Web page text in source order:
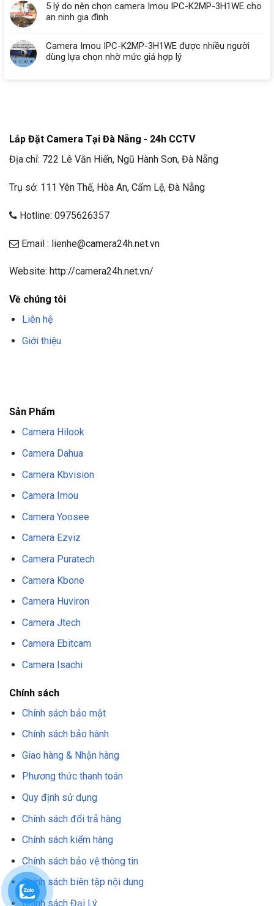
5 lý do nên chọn camera Imou IPC-K2MP-3H1WE cho
an ninh gia đình
Camera Imou IPC-K2MP-3H1WE được nhiều người
dùng lựa chọn nhờ mức giá hợp lý
Lắp Đặt Camera Tại Đà Nẵng - 24h CCTV
Địa chỉ: 722 Lê Văn Hiến, Ngũ Hành Sơn, Đà Nẵng
Trụ sở: 111 Yên Thế, Hòa An, Cẩm Lệ, Đà Nẵng
Hotline: 0975626357
Email : lienhe@camera24h.net.vn
Website: http://camera24h.net.vn/
Về chúng tôi
Liên hệ
Giới thiệu
Sản Phẩm
Camera Hilook
Camera Dahua
Camera Kbvision
Camera Imou
Camera Yoosee
Camera Ezviz
Camera Puratech
Camera Kbone
Camera Huviron
Camera Jtech
Camera Ebitcam
Camera Isachi
Chính sách
Chính sách bảo mật
Chính sách bảo hành
Giao hàng & Nhận hàng
Phương thức thanh toán
Quy định sử dụng
Chính sách đổi trả hàng
Chính sách kiểm hàng
Chính sách bảo vệ thông tin
Chính sách biên tập nội dung
Chính sách Đại Lý